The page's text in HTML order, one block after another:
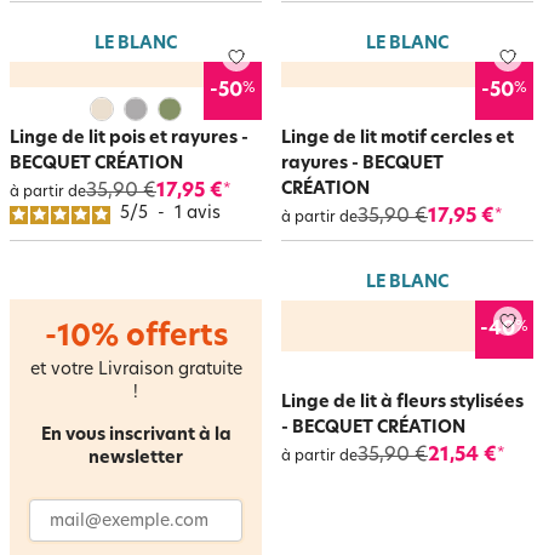
LE BLANC
-50%
Linge de lit pois et rayures -
BECQUET CRÉATION
à partir de35,90 €17,95 €*
5/5 - 1 avis
LE BLANC
-50%
Linge de lit motif cercles et
rayures - BECQUET
CRÉATION
à partir de35,90 €17,95 €*
LE BLANC
-40%
Linge de lit à fleurs stylisées
- BECQUET CRÉATION
à partir de35,90 €21,54 €*
-10% offerts
et votre Livraison gratuite
!
En vous inscrivant à la
newsletter
Adresse email